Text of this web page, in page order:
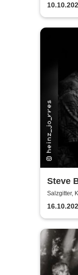
Steve
Salzgitter,